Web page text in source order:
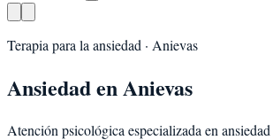
Terapia para la ansiedad · Anievas
AnsiedadenAnievas
Atención psicológica especializada en ansiedad